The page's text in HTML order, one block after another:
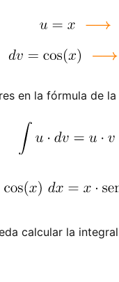
en la fórmula de
calcular la